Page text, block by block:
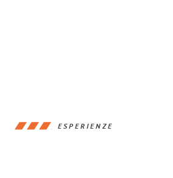
ESPERIENZE